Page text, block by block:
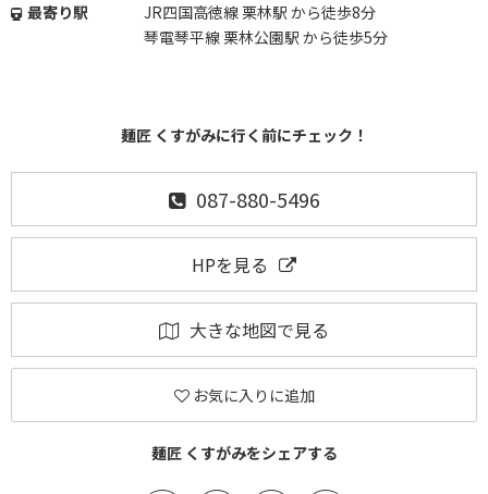
最寄り駅
JR四国高徳線 栗林駅 から徒歩8分
琴電琴平線 栗林公園駅 から徒歩5分
麺匠 くすがみに行く前にチェック！
087-880-5496
HPを見る
大きな地図で見る
お気に入りに追加
麺匠 くすがみをシェアする